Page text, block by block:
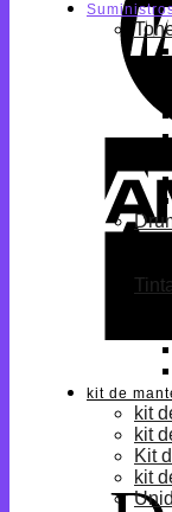
kit de
kit
kit
Kit
kit